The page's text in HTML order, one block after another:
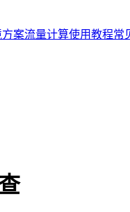
方案流量计算使用教程常